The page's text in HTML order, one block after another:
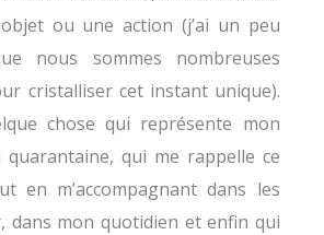
ou une action (j’ai un peu
nous sommes nombreuses
cristalliser cet instant unique).
chose qui représente mon
qui me rappelle ce
en m’accompagnant dans les
dans mon quotidien et enfin qui